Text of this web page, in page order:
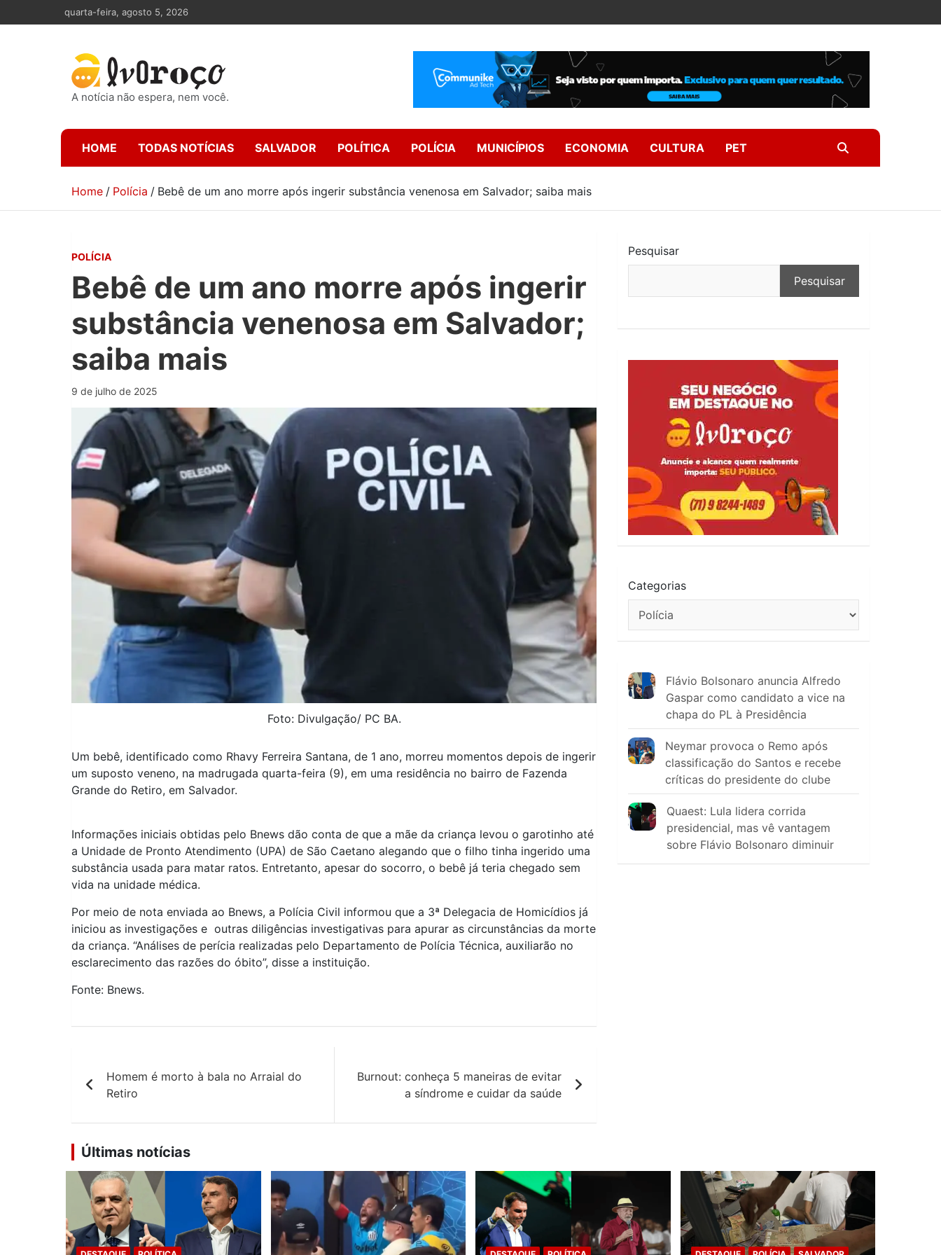
to
quarta-feira, agosto 5, 2026
A notícia não espera, nem você.
HOME TODAS NOTÍCIAS SALVADOR POLÍTICA POLÍCIA MUNICÍPIOS ECONOMIA CULTURA PET
Home Polícia Bebê de um ano morre após ingerir substância venenosa em Salvador; saiba mais
POLÍCIA
Bebê de um ano morre após ingerir
substância venenosa em Salvador;
saiba mais
9 de julho de 2025
Foto: Divulgação/ PC BA.
Um bebê, identificado como Rhavy Ferreira Santana, de 1 ano, morreu momentos depois de ingerir
um suposto veneno, na madrugada quarta-feira (9), em uma residência no bairro de Fazenda
Grande do Retiro, em Salvador.
Informações iniciais obtidas pelo Bnews dão conta de que a mãe da criança levou o garotinho até
a Unidade de Pronto Atendimento (UPA) de São Caetano alegando que o filho tinha ingerido uma
substância usada para matar ratos. Entretanto, apesar do socorro, o bebê já teria chegado sem
vida na unidade médica.
Por meio de nota enviada ao Bnews, a Polícia Civil informou que a 3ª Delegacia de Homicídios já
iniciou as investigações e outras diligências investigativas para apurar as circunstâncias da morte
da criança. “Análises de perícia realizadas pelo Departamento de Polícia Técnica, auxiliarão no
esclarecimento das razões do óbito”, disse a instituição.
Fonte: Bnews.
de
Homem é morto à bala no Arraial do
Retiro
Burnout: conheça 5 maneiras de evitar
a síndrome e cuidar da saúde
Pesquisar
Pesquisar
Categorias
Flávio Bolsonaro anuncia Alfredo
Gaspar como candidato a vice na
chapa do PL à Presidência
Neymar provoca o Remo após
classificação do Santos e recebe
críticas do presidente do clube
Quaest: Lula lidera corrida
presidencial, mas vê vantagem
sobre Flávio Bolsonaro diminuir
Últimas notícias